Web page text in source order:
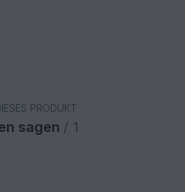
PRODUKT
sagen / 1